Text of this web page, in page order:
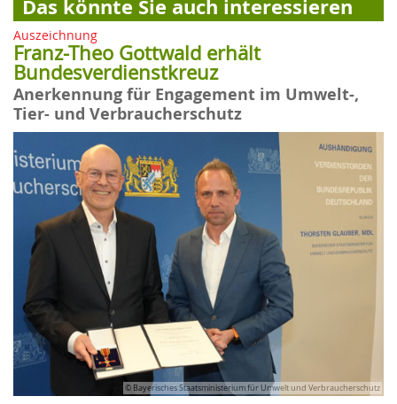
Das könnte Sie auch interessieren
Auszeichnung
Franz-Theo Gottwald erhält
Bundesverdienstkreuz
Anerkennung für Engagement im Umwelt-,
Tier- und Verbraucherschutz
© Bayerisches Staatsministerium für Umwelt und Verbraucherschutz